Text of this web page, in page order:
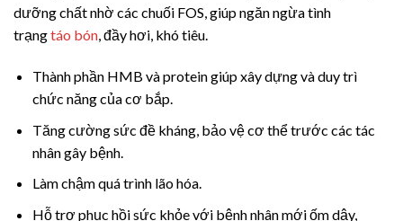
dưỡng chất nhờ các chuối FOS, giúp ngăn ngừa tình
trạngtáo bón, đầy hơi, khó tiêu.
Thành phần HMB và protein giúp xây dựng và duy trì
chức năng của cơ bắp.
Tăng cường sức đề kháng, bảo vệ cơ thể trước các tác
nhân gây bệnh.
Làm chậm quá trình lão hóa.
Hỗ trợ phục hồi sức khỏe với bệnh nhân mới ốm dậy,